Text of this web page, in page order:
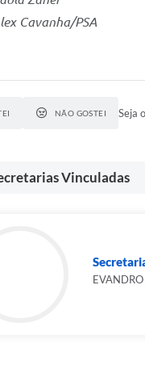
Cavanha/PSA
NÃO GOSTEI Seja
Vinculadas